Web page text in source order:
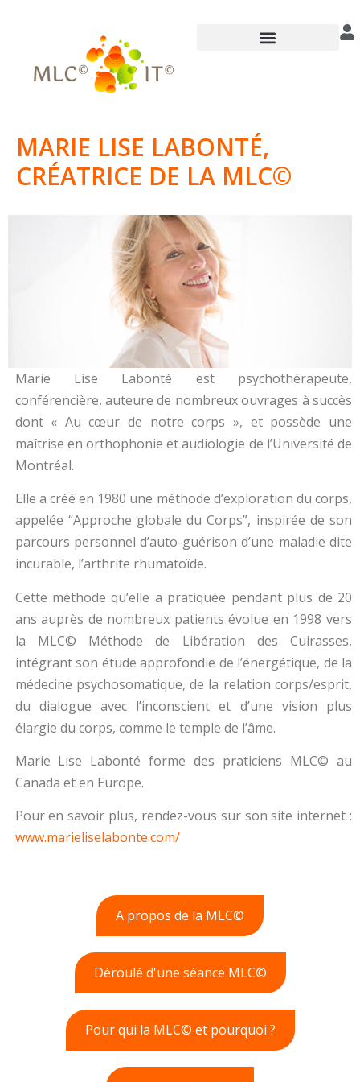
MARIE LISE LABONTÉ,
CRÉATRICE DE LA MLC©
Marie Lise Labonté est psychothérapeute,
conférencière, auteure de nombreux ouvrages à succès
dont « Au cœur de notre corps », et possède une
maîtrise en orthophonie et audiologie de l’Université de
Montréal.
Elle a créé en 1980 une méthode d’exploration du corps,
appelée “Approche globale du Corps”, inspirée de son
parcours personnel d’auto-guérison d’une maladie dite
incurable, l’arthrite rhumatoïde.
Cette méthode qu’elle a pratiquée pendant plus de 20
ans auprès de nombreux patients évolue en 1998 vers
la MLC© Méthode de Libération des Cuirasses,
intégrant son étude approfondie de l’énergétique, de la
médecine psychosomatique, de la relation corps/esprit,
du dialogue avec l’inconscient et d’une vision plus
élargie du corps, comme le temple de l’âme.
Marie Lise Labonté forme des praticiens MLC© au
Canada et en Europe.
Pour en savoir plus, rendez-vous sur son site internet :
www.marieliselabonte.com/
Déroulé d'une séance MLC©
Pour qui la MLC© et pourquoi ?
A propos de la MLC©